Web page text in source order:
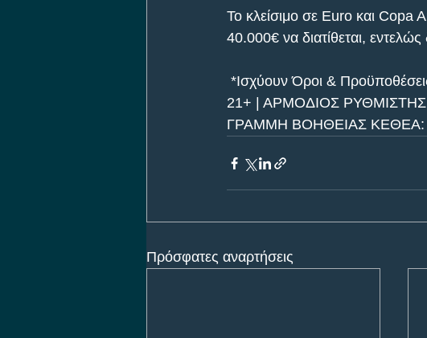
To κλείσιμο σε Euro και Copa
40.000€ να διατίθεται,
*Ισχύουν Όροι &
21+ | ΑΡΜΟΔΙΟΣ
ΓΡΑΜΜΗ ΒΟΗΘΕΙΑΣ ΚΕΘΕΑ:
Πρόσφατες αναρτήσεις